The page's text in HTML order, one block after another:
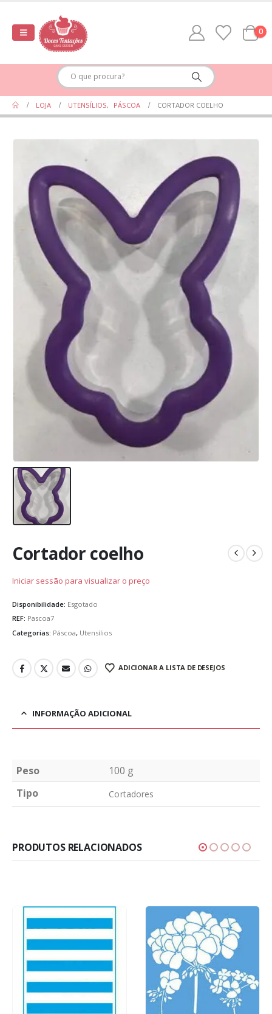
0
LOJA UTENSÍLIOS, PÁSCOA CORTADOR COELHO
Cortador coelho
Iniciar sessão para visualizar o preço
Disponibilidade: Esgotado
REF: Pascoa7
Categorias: Páscoa, Utensílios
ADICIONAR A LISTA DE DESEJOS
INFORMAÇÃO ADICIONAL
Peso
100 g
Tipo
Cortadores
PRODUTOS RELACIONADOS